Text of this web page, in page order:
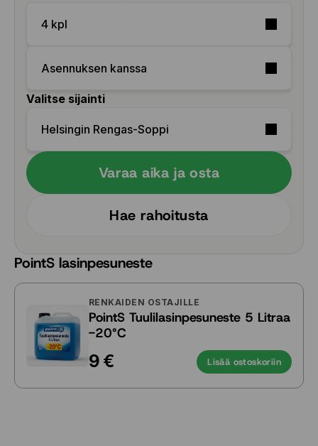
4 kpl
Asennuksen kanssa
Valitse sijainti
Helsingin Rengas-Soppi
Varaa aika ja osta
Hae rahoitusta
PointS lasinpesuneste
RENKAIDEN OSTAJILLE
PointS Tuulilasinpesuneste 5 Litraa
-20°C
9 € Lisää ostoskoriin